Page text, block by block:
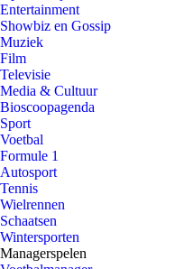
Entertainment
Showbiz en Gossip
Muziek
Film
Televisie
Media & Cultuur
Bioscoopagenda
Sport
Voetbal
Formule 1
Autosport
Tennis
Wielrennen
Schaatsen
Wintersporten
Managerspelen